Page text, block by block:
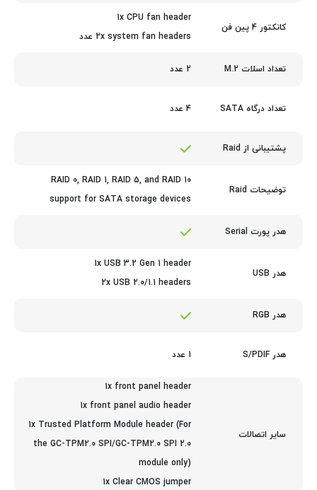
کانکتور 4 پین فن
1x CPU fan header
2x system fan headers عدد
تعداد اسلات M.2 2 عدد
تعداد درگاه SATA 4 عدد
پشتیبانی از Raid
توضیحات Raid
RAID 0, RAID 1, RAID 5, and RAID 10
support for SATA storage devices
هدر پورت Serial
هدر USB
1x USB 3.2 Gen 1 header
2x USB 2.0/1.1 headers
هدر RGB
هدر S/PDIF 1 عدد
سایر اتصالات
1x front panel header
1x front panel audio header
1x Trusted Platform Module header (For
the GC-TPM2.0 SPI/GC-TPM2.0 SPI 2.0
module only)
1x Clear CMOS jumper